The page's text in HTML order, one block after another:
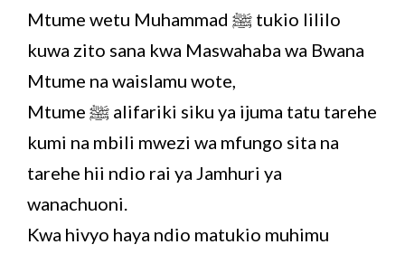
Mtume wetu Muhammad ﷺ tukio lililo
kuwa zito sana kwa Maswahaba wa Bwana
Mtume na waislamu wote,
Mtume ﷺ alifariki siku ya ijuma tatu tarehe
kumi na mbili mwezi wa mfungo sita na
tarehe hii ndio rai ya Jamhuri ya
wanachuoni.
Kwa hivyo haya ndio matukio muhimu